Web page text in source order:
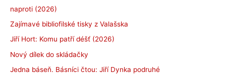
naproti (2026)
Zajímavé bibliofilské tisky z Valašska
Jiří Hort: Komu patří déšť (2026)
Nový dílek do skládačky
Jedna báseň. Básníci čtou: Jiří Dynka podruhé